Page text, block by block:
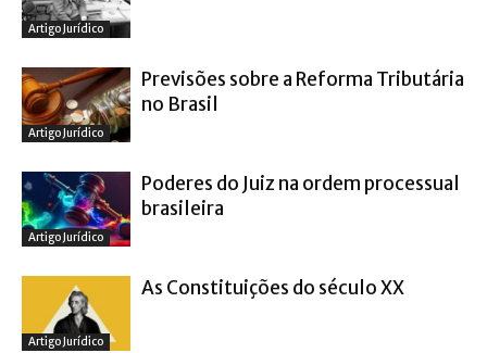
Artigo Jurídico
Artigo Jurídico
Previsões sobre a Reforma Tributária
no Brasil
Artigo Jurídico
Poderes do Juiz na ordem processual
brasileira
Artigo Jurídico
As Constituições do século XX